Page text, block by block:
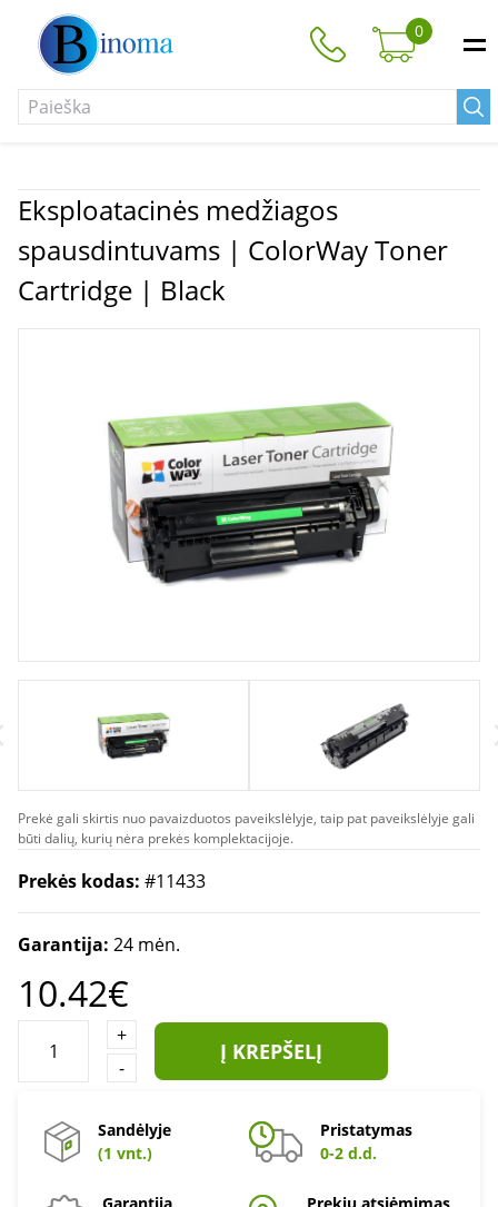
0
Eksploatacinės medžiagos
spausdintuvams | ColorWay Toner
Cartridge | Black
Prekė gali skirtis nuo pavaizduotos paveikslėlyje, taip pat paveikslėlyje gali
būti dalių, kurių nėra prekės komplektacijoje.
Prekės kodas: #11433
Garantija: 24 mėn.
10.42€
+
-
Į KREPŠELĮ
Sandėlyje
(1 vnt.)
Pristatymas
0-2 d.d.